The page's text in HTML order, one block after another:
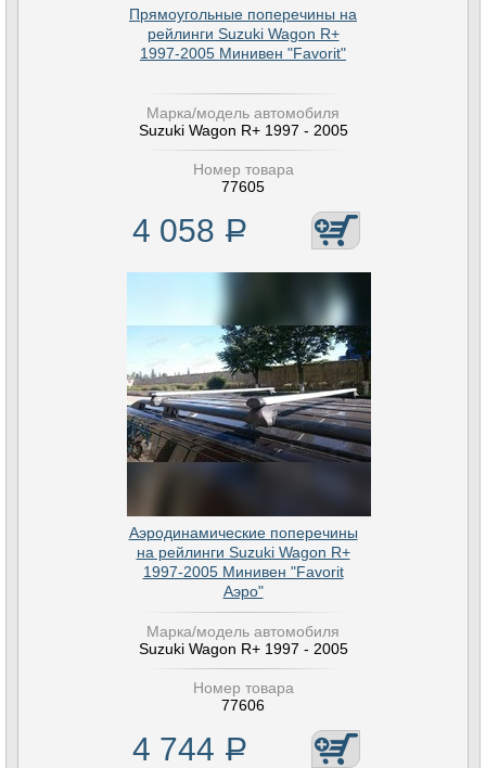
Прямоугольные поперечины на
рейлинги Suzuki Wagon R+
1997-2005 Минивен "Favorit"
Марка/модель автомобиля
Suzuki Wagon R+ 1997 - 2005
Номер товара
77605
4 058 Р
Аэродинамические поперечины
на рейлинги Suzuki Wagon R+
1997-2005 Минивен "Favorit
Аэро"
Марка/модель автомобиля
Suzuki Wagon R+ 1997 - 2005
Номер товара
77606
4 744 Р